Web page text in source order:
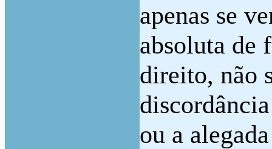
apenas se
absoluta de
direito, não
ou a